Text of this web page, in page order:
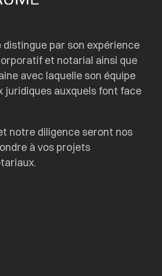
distingue par son expérience
et notarial ainsi que
avec laquelle son équipe
juridiques auxquels font face
notre diligence seront nos
à vos projets